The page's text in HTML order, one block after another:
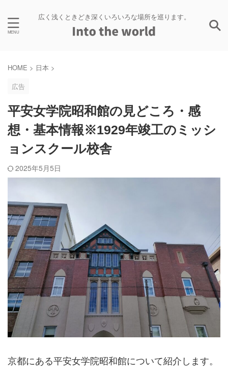
広く浅くときどき深くいろいろな場所を巡ります。
HOME > 日本 >
広告
平安女学院昭和館の見どころ・感
想・基本情報※1929年竣工のミッシ
ョンスクール校舎
2025年5月5日
京都にある平安女学院昭和館について紹介します。